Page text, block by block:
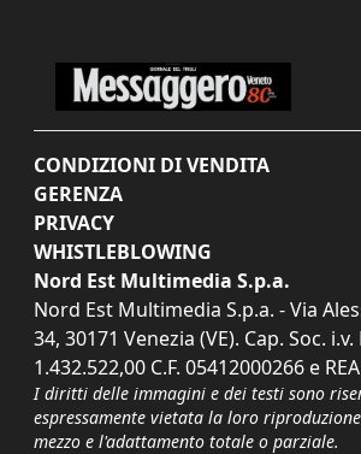
CONDIZIONI DI VENDITA
GERENZA
PRIVACY
WHISTLEBLOWING
Nord Est Multimedia S.p.a.
Nord Est Multimedia S.p.a. - Via
34, 30171 Venezia (VE). Cap. Soc. i.v.
1.432.522,00 C.F. 05412000266 e
I diritti delle immagini e dei testi sono
espressamente vietata la loro
mezzo e l'adattamento totale o parziale.